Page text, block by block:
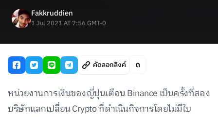
Fakkruddien
1 Jul 2021 AT 7:56 GMT-0
คัดลอกลิงค์
หน่วยงานการเงินของญี่ปุ่นเตือน Binance เป็นครั้งที่สอง
บริษัทแลกเปลี่ยน Crypto ที่ดำเนินกิจการโดยไม่มีใบ